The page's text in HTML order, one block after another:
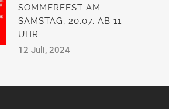
SOMMERFEST AM
SAMSTAG, 20.07. AB 11
UHR
12 Juli, 2024